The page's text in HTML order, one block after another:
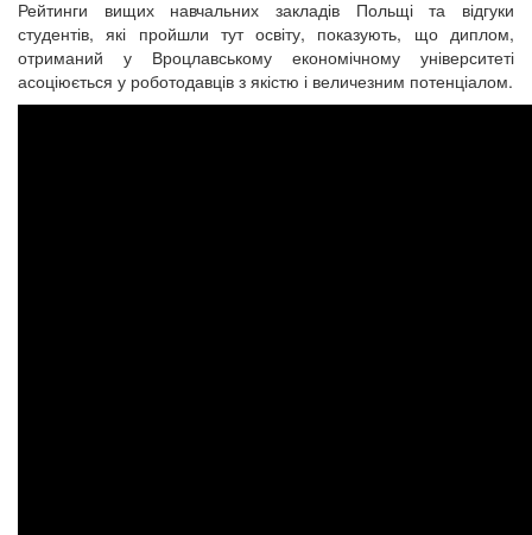
Рейтинги вищих навчальних закладів Польщі та відгуки
студентів, які пройшли тут освіту, показують, що диплом,
отриманий у Вроцлавському економічному університеті
асоціюється у роботодавців з якістю і величезним потенціалом.